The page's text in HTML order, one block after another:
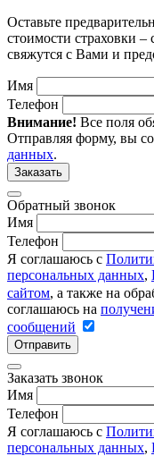
Оставьте
стоимости страховки
свяжутся с Вами и
Имя
Телефон
Внимание! Все поля
Отправляя форму, вы
данных.
Заказать
Обратный звонок
Имя
Телефон
Я соглашаюсь с
персональных данных,
сайтом, а также на
соглашаюсь на
сообщений
Отправить
Заказать звонок
Имя
Телефон
Я соглашаюсь с
персональных данных,